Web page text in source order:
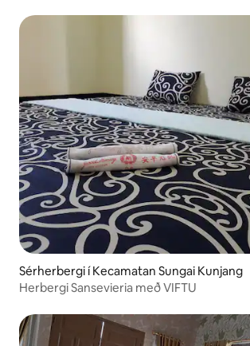
Sérherbergi í Kecamatan Sungai Kunjang
Herbergi Sansevieria með VIFTU